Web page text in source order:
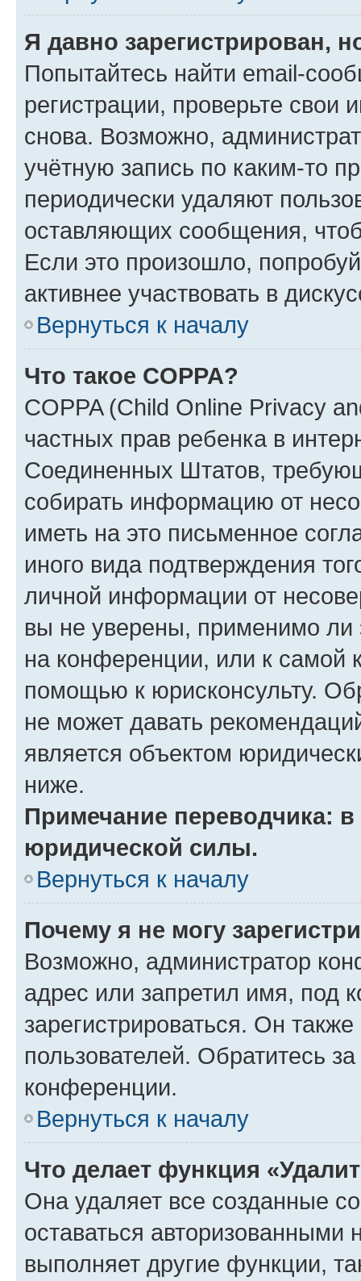
Я давно зарегистрирован,
Попытайтесь найти email-
регистрации, проверьте свои
снова. Возможно,
учётную запись по каким-то
периодически удаляют
оставляющих сообщения,
Если это произошло,
активнее участвовать в
Вернуться к началу
Что такое COPPA?
COPPA (Child Online Privacy
частных прав ребенка в
Соединенных Штатов,
собирать информацию от
иметь на это письменное
иного вида подтверждения
личной информации от
вы не уверены, применимо ли
на конференции, или к самой
помощью к юрисконсульту.
не может давать
является объектом
ниже.
Примечание переводчика:
юридической силы.
Вернуться к началу
Почему я не могу
Возможно, администратор
адрес или запретил имя, под
зарегистрироваться. Он
пользователей. Обратитесь
конференции.
Вернуться к началу
Что делает функция
Она удаляет все созданные
оставаться авторизованными
выполняет другие функции,